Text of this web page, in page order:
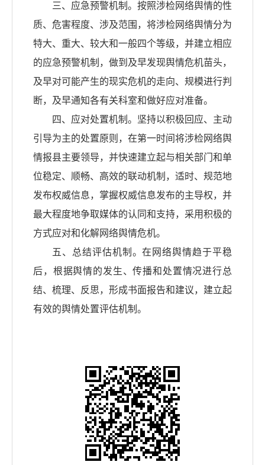
三、应急预警机制。按照涉检网络舆情的性
质、危害程度、涉及范围，将涉检网络舆情分为
特大、重大、较大和一般四个等级，并建立相应
的应急预警机制，做到及早发现舆情危机苗头，
及早对可能产生的现实危机的走向、规模进行判
断，及早通知各有关科室和做好应对准备。
四、应对处置机制。坚持以积极回应、主动
引导为主的处置原则，在第一时间将涉检网络舆
情报县主要领导，并快速建立起与相关部门和单
位稳定、顺畅、高效的联动机制，适时、规范地
发布权威信息，掌握权威信息发布的主导权，并
最大程度地争取媒体的认同和支持，采用积极的
方式应对和化解网络舆情危机。
五、总结评估机制。在网络舆情趋于平稳
后，根据舆情的发生、传播和处置情况进行总
结、梳理、反思，形成书面报告和建议，建立起
有效的舆情处置评估机制。